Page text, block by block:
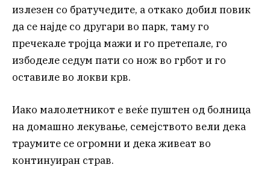
излезен со братучедите, а откако добил повик
да се најде со другари во парк, таму го
пречекале тројца мажи и го претепале, го
избоделе седум пати со нож во грбот и го
оставиле во локви крв.
Иако малолетникот е веќе пуштен од болница
на домашно лекување, семејството вели дека
траумите се огромни и дека живеат во
континуиран страв.